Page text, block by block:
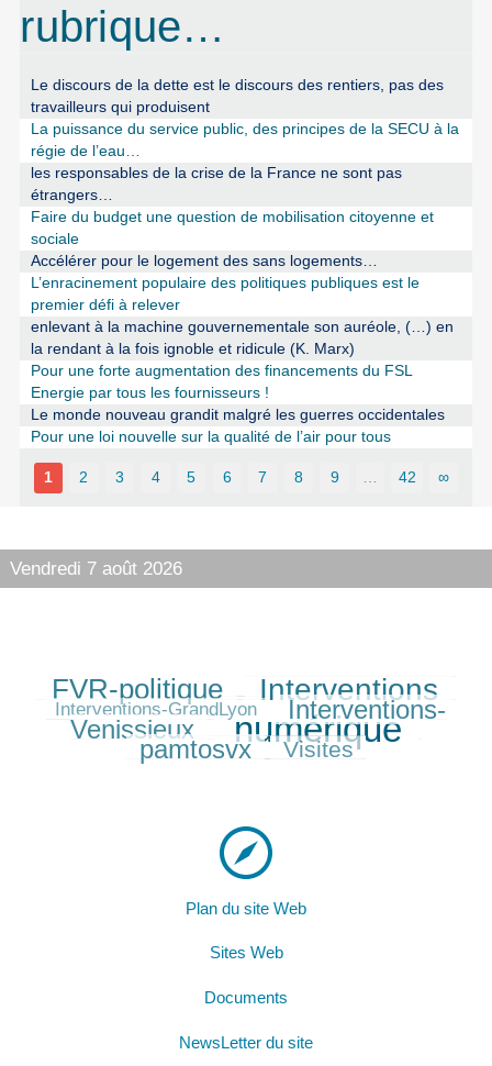
rubrique…
Le discours de la dette est le discours des rentiers, pas des
travailleurs qui produisent
La puissance du service public, des principes de la SECU à la
régie de l’eau…
les responsables de la crise de la France ne sont pas
étrangers…
Faire du budget une question de mobilisation citoyenne et
sociale
Accélérer pour le logement des sans logements…
L’enracinement populaire des politiques publiques est le
premier défi à relever
enlevant à la machine gouvernementale son auréole, (…) en
la rendant à la fois ignoble et ridicule (K. Marx)
Pour une forte augmentation des financements du FSL
Energie par tous les fournisseurs !
Le monde nouveau grandit malgré les guerres occidentales
Pour une loi nouvelle sur la qualité de l’air pour tous
1 2 3 4 5 6 7 8 9 42 ∞
Vendredi 7 août 2026
266/377
FVR-politique
270/377 Interventions
71/377
Interventions-GrandLyon
234/377 Interventions-
Venissieux
377/377 numérique
219/377
pamtosvx Visites
Plan du site Web
Sites Web
Documents
NewsLetter du site